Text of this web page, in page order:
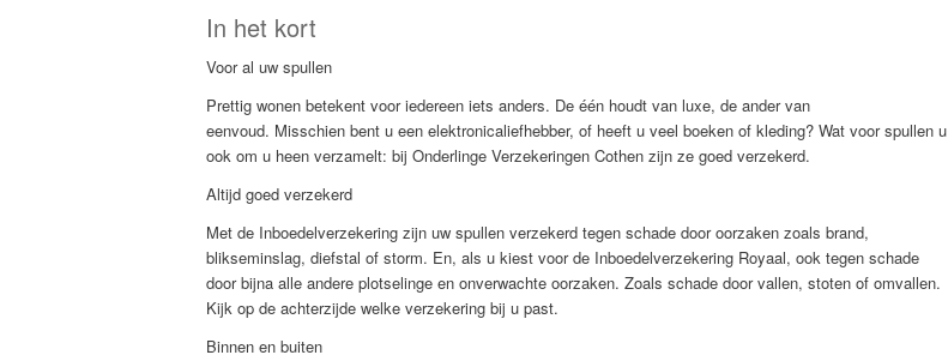
In het kort
Voor al uw spullen
Prettig wonen betekent voor iedereen iets anders. De één houdt van luxe, de ander van
eenvoud. Misschien bent u een elektronicaliefhebber, of heeft u veel boeken of kleding? Wat voor spullen u
ook om u heen verzamelt: bij Onderlinge Verzekeringen Cothen zijn ze goed verzekerd.
Altijd goed verzekerd
Met de Inboedelverzekering zijn uw spullen verzekerd tegen schade door oorzaken zoals brand,
blikseminslag, diefstal of storm. En, als u kiest voor de Inboedelverzekering Royaal, ook tegen schade
door bijna alle andere plotselinge en onverwachte oorzaken. Zoals schade door vallen, stoten of omvallen.
Kijk op de achterzijde welke verzekering bij u past.
Binnen en buiten